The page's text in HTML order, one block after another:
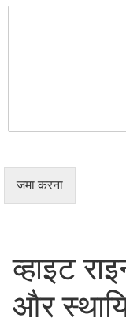
जमा करना
व्हाइट
और